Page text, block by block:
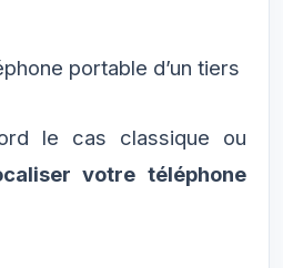
portable d’un tiers
le cas classique ou
votre téléphone